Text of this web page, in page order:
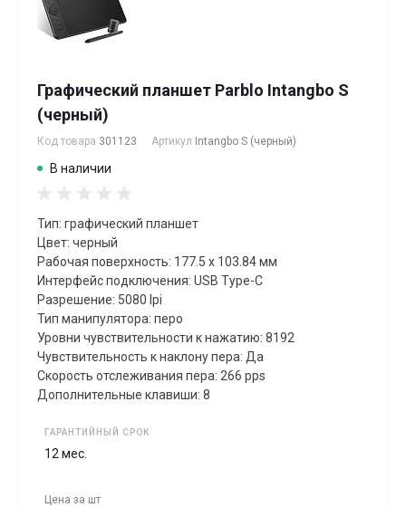
Графический планшет Parblo Intangbo S
(черный)
Код товара 301123 Артикул Intangbo S (черный)
В наличии
Тип: графический планшет
Цвет: черный
Рабочая поверхность: 177.5 x 103.84 мм
Интерфейс подключения: USB Type-C
Разрешение: 5080 lpi
Тип манипулятора: перо
Уровни чувствительности к нажатию: 8192
Чувствительность к наклону пера: Да
Скорость отслеживания пера: 266 pps
Дополнительные клавиши: 8
ГАРАНТИЙНЫЙ СРОК
12 мес.
Цена за шт